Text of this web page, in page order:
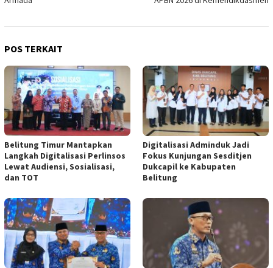
POS TERKAIT
Belitung Timur Mantapkan
Langkah Digitalisasi Perlinsos
Lewat Audiensi, Sosialisasi,
dan TOT
Digitalisasi Adminduk Jadi
Fokus Kunjungan Sesditjen
Dukcapil ke Kabupaten
Belitung